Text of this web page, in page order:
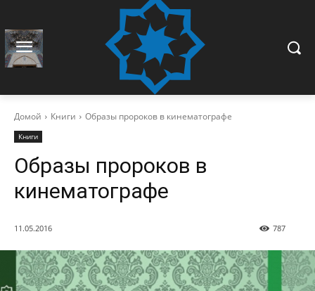
Домой Книги Образы пророков в кинематографе
Книги
Образы пророков в
кинематографе
11.05.2016 787